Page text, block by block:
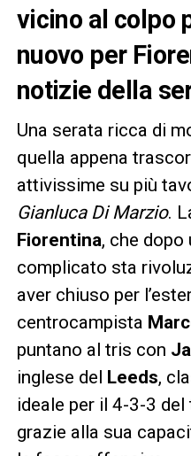
vicino al colpo
nuovo per
notizie della
Una serata ricca di
quella appena
attivissime su più
Gianluca Di Marzio.
Fiorentina, che dopo
complicato sta
aver chiuso per
centrocampista
puntano al tris con
inglese del Leeds,
ideale per il 4-3-3
grazie alla sua